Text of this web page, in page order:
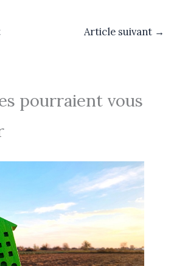
Article suivant →
pourraient vous